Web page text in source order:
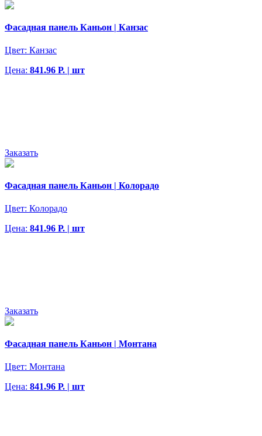
Фасадная панель Каньон | Канзас
Цвет: Канзас
Цена: 841.96 Р. | шт
Заказать
Фасадная панель Каньон | Колорадо
Цвет: Колорадо
Цена: 841.96 Р. | шт
Заказать
Фасадная панель Каньон | Монтана
Цвет: Монтана
Цена: 841.96 Р. | шт